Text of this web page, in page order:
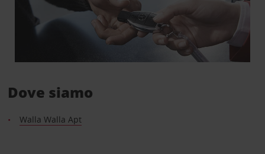
Dove siamo
Walla Walla Apt